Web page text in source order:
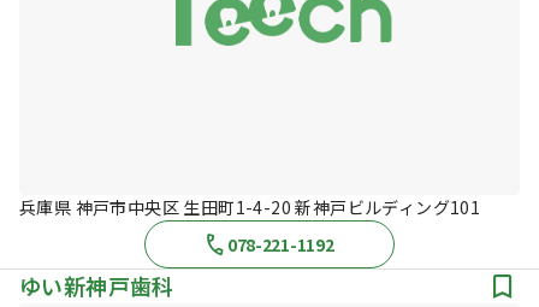
兵庫県 神戸市中央区 生田町1-4-20 新神戸ビルディング101
078-221-1192
ゆい新神戸歯科